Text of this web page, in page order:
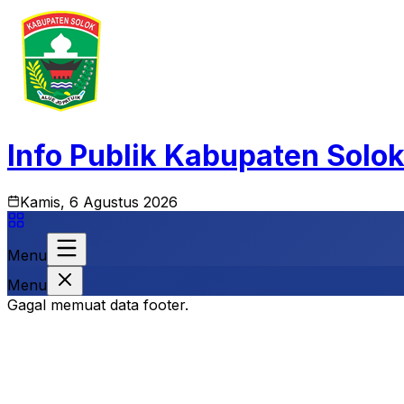
Info Publik Kabupaten Solok
Kamis, 6 Agustus 2026
Menu
Menu
Gagal memuat data footer.